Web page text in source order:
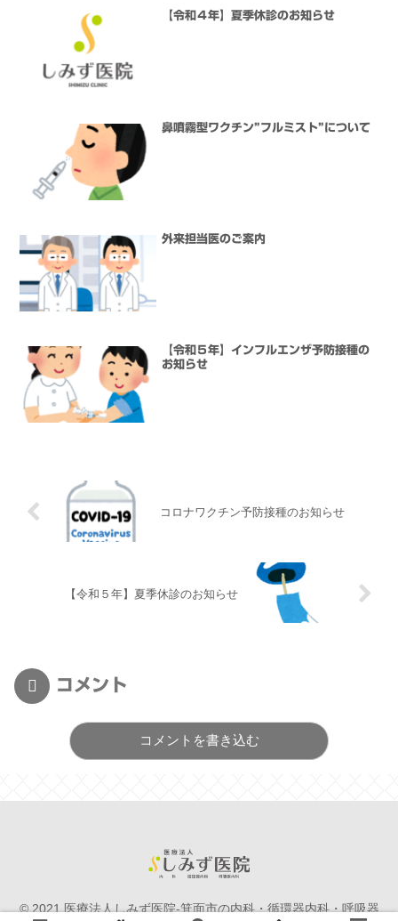
【令和４年】夏季休診のお知らせ
鼻噴霧型ワクチン”フルミスト”について
外来担当医のご案内
【令和５年】インフルエンザ予防接種の
お知らせ
コロナワクチン予防接種のお知らせ
【令和５年】夏季休診のお知らせ
コメント
コメントを書き込む
© 2021 医療法人しみず医院-箕面市の内科・循環器内科・呼吸器